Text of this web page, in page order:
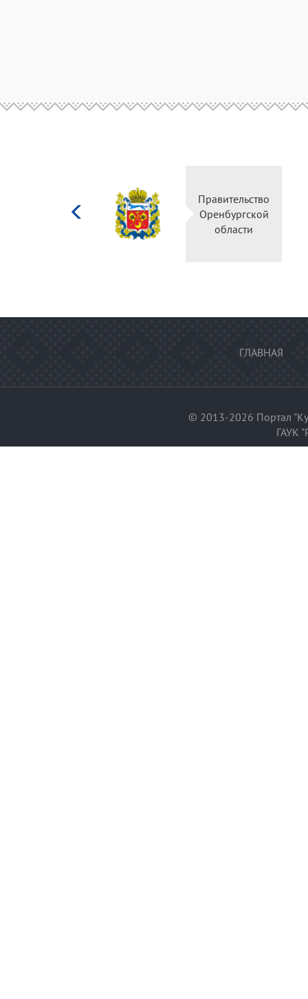
культуры
Российской
Правительство
Оренбургской
области
ГЛАВНАЯ
© 2013-2026 Портал
ГАУК